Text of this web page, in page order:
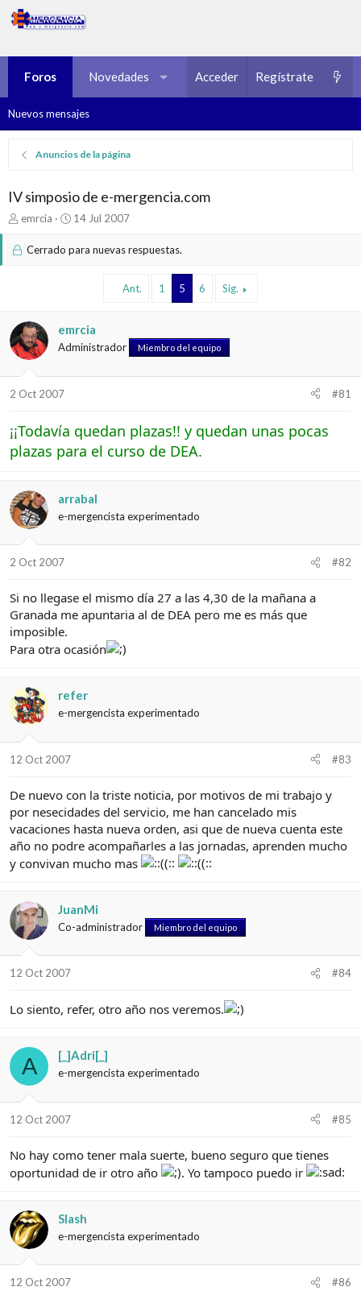
Foros Novedades Multimedia Recursos
Acceder Regístrate
Nuevos mensajes
Anuncios de la página
IV simposio de e-mergencia.com
I
i
o
r
d
e
t
a
emrcia
F
c
n
i
i
14 Jul 2007
Cerrado para nuevas respuestas.
Ant. 1 5 6 Sig.
emrcia
Administrador Miembro del equipo
2 Oct 2007 #81
¡¡Todavía quedan plazas!! y quedan unas pocas
plazas para el curso de DEA.
arrabal
e-mergencista experimentado
2 Oct 2007 #82
Si no llegase el mismo día 27 a las 4,30 de la mañana a
Granada me apuntaria al de DEA pero me es más que
imposible.
Para otra ocasión
refer
e-mergencista experimentado
12 Oct 2007 #83
De nuevo con la triste noticia, por motivos de mi trabajo y
por nesecidades del servicio, me han cancelado mis
vacaciones hasta nueva orden, asi que de nueva cuenta este
año no podre acompañarles a las jornadas, aprenden mucho
y convivan mucho mas
JuanMi
Co-administrador Miembro del equipo
12 Oct 2007 #84
Lo siento, refer, otro año nos veremos.
A [_]Adri[_]
e-mergencista experimentado
12 Oct 2007 #85
No hay como tener mala suerte, bueno seguro que tienes
oportunidad de ir otro año
. Yo tampoco puedo ir
Slash
e-mergencista experimentado
12 Oct 2007 #86